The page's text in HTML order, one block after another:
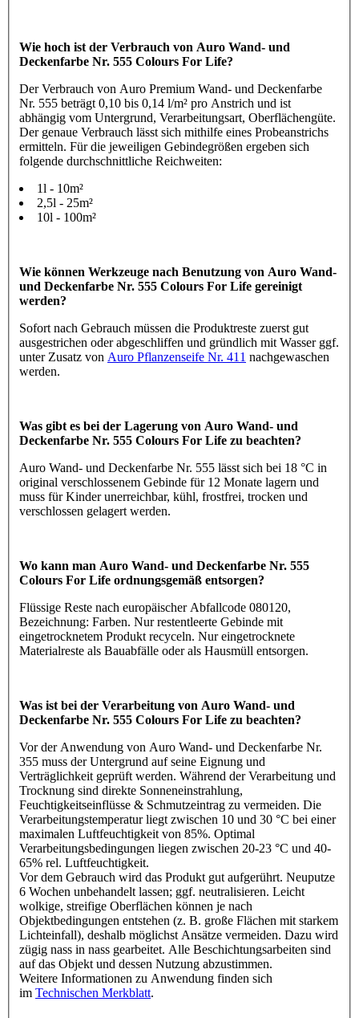
Wie hoch ist der Verbrauch von Auro Wand- und
Deckenfarbe Nr. 555 Colours For Life?
Der Verbrauch von Auro Premium Wand- und Deckenfarbe
Nr. 555 beträgt 0,10 bis 0,14 l/m² pro Anstrich und ist
abhängig vom Untergrund, Verarbeitungsart, Oberflächengüte.
Der genaue Verbrauch lässt sich mithilfe eines Probeanstrichs
ermitteln. Für die jeweiligen Gebindegrößen ergeben sich
folgende durchschnittliche Reichweiten:
1l - 10m²
2,5l - 25m²
10l - 100m²
Wie können Werkzeuge nach Benutzung von Auro Wand-
und Deckenfarbe Nr. 555 Colours For Life gereinigt
werden?
Sofort nach Gebrauch müssen die Produktreste zuerst gut
ausgestrichen oder abgeschliffen und gründlich mit Wasser ggf.
unter Zusatz von Auro Pflanzenseife Nr. 411 nachgewaschen
werden.
Was gibt es bei der Lagerung von Auro Wand- und
Deckenfarbe Nr. 555 Colours For Life zu beachten?
Auro Wand- und Deckenfarbe Nr. 555 lässt sich bei 18 °C in
original verschlossenem Gebinde für 12 Monate lagern und
muss für Kinder unerreichbar, kühl, frostfrei, trocken und
verschlossen gelagert werden.
Wo kann man Auro Wand- und Deckenfarbe Nr. 555
Colours For Life ordnungsgemäß entsorgen?
Flüssige Reste nach europäischer Abfallcode 080120,
Bezeichnung: Farben. Nur restentleerte Gebinde mit
eingetrocknetem Produkt recyceln. Nur eingetrocknete
Materialreste als Bauabfälle oder als Hausmüll entsorgen.
Was ist bei der Verarbeitung von Auro Wand- und
Deckenfarbe Nr. 555 Colours For Life zu beachten?
Vor der Anwendung von Auro Wand- und Deckenfarbe Nr.
355 muss der Untergrund auf seine Eignung und
Verträglichkeit geprüft werden. Während der Verarbeitung und
Trocknung sind direkte Sonneneinstrahlung,
Feuchtigkeitseinflüsse & Schmutzeintrag zu vermeiden. Die
Verarbeitungstemperatur liegt zwischen 10 und 30 °C bei einer
maximalen Luftfeuchtigkeit von 85%. Optimal
Verarbeitungsbedingungen liegen zwischen 20-23 °C und 40-
65% rel. Luftfeuchtigkeit.
Vor dem Gebrauch wird das Produkt gut aufgerührt. Neuputze
6 Wochen unbehandelt lassen; ggf. neutralisieren. Leicht
wolkige, streifige Oberflächen können je nach
Objektbedingungen entstehen (z. B. große Flächen mit starkem
Lichteinfall), deshalb möglichst Ansätze vermeiden. Dazu wird
zügig nass in nass gearbeitet. Alle Beschichtungsarbeiten sind
auf das Objekt und dessen Nutzung abzustimmen.
Weitere Informationen zu Anwendung finden sich
im Technischen Merkblatt.